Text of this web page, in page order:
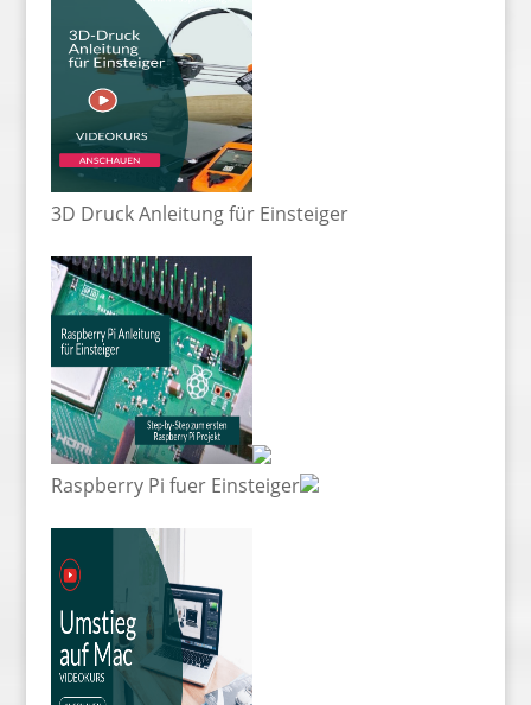
3D Druck Anleitung für Einsteiger
Raspberry Pi fuer Einsteiger